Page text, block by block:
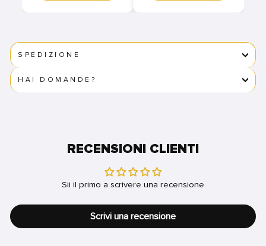
SPEDIZIONE
HAI DOMANDE?
RECENSIONI CLIENTI
Sii il primo a scrivere una recensione
Scrivi una recensione